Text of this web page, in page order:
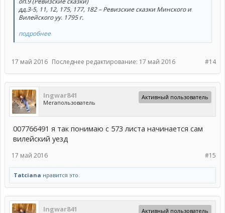
дд.3-5, 11, 12, 175, 177, 182 – Ревизские сказки Минского и
Вилейского уу. 1795 г.
подробнее
#14
17 май 2016 Последнее редактирование: 17 май 2016
Ingwar841
Мегапользователь
Активный пользователь
007766491 я так понимаю с 573 листа начинается сам
вилейский уезд
#15
17 май 2016
Tatciana нравится это.
Ingwar841 Активный пользователь